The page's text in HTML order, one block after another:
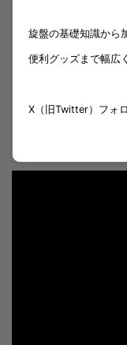
旋盤の基礎知識から
便利グッズまで幅広
X（旧Twitter）フォ